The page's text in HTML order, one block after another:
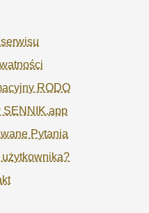
RODO
SENNIK.app
Pytania